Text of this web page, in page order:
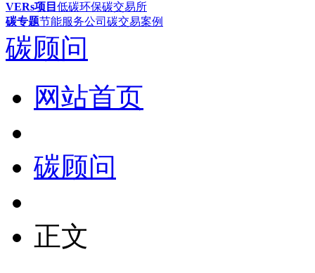
VERs项目 低碳环保碳交易所
碳专题节能服务公司 碳交易案例
碳顾问
网站首页
碳顾问
正文